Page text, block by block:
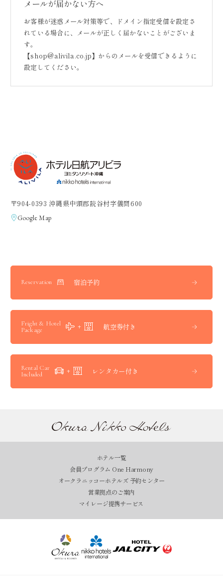
メールが届かない方へ
お客様が迷惑メール対策等で、ドメイン指定受信を設定さ
れている場合に、メールが正しく届かないことがございま
す。
【shop@alivila.co.jp】からのメールを受信できるように
設定してください。
〒904-0393 沖縄県中頭郡読谷村字儀間600
Google Map
Reservation 宿泊予約
Fright & Hotel
Package
航空券付き
Rental Car
Included
レンタカー付き
ホテル一覧
会員プログラム One Harmony
オークラニッコーホテルズ 予約センター
営業拠点のご案内
マイレージ提携サービス